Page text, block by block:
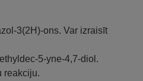
3(2H)-ons. Var izraisīt
5-yne-4,7-diol.
reakciju.